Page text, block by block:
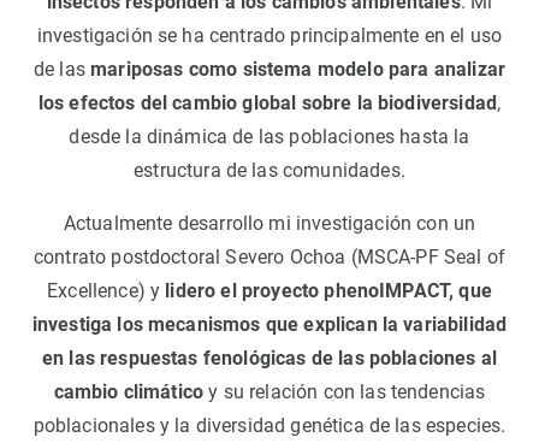
investigación se ha centrado principalmente en el uso
de lasmariposas como sistema modelo para analizar
los efectos del cambio global sobre la biodiversidad,
desde la dinámica de las poblaciones hasta la
estructura de las comunidades.
Actualmente desarrollo mi investigación con un
contrato postdoctoral Severo Ochoa (MSCA-PF Seal of
Excellence) y lidero el proyecto phenoIMPACT, que
investiga los mecanismos que explican la variabilidad
en las respuestas fenológicas de las poblaciones al
cambio climático y su relación con las tendencias
poblacionales y la diversidad genética de las especies.